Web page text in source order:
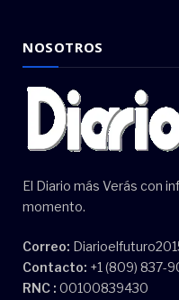
NOSOTROS
El Diario más Verás con
momento.
Correo:
Contacto: +1 (809) 837-
RNC : 00100839430